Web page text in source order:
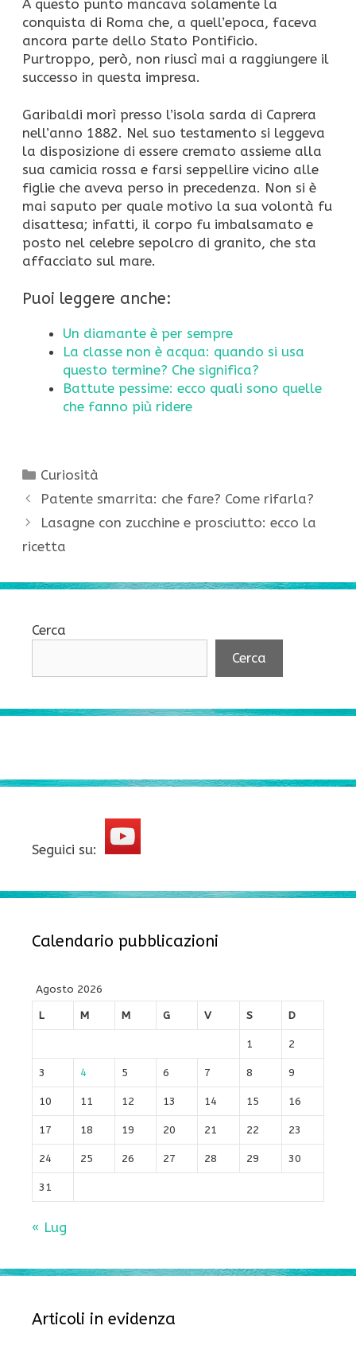
A questo punto mancava solamente la
conquista di Roma che, a quell’epoca, faceva
ancora parte dello Stato Pontificio.
Purtroppo, però, non riuscì mai a raggiungere il
successo in questa impresa.
Garibaldi morì presso l’isola sarda di Caprera
nell’anno 1882. Nel suo testamento si leggeva
la disposizione di essere cremato assieme alla
sua camicia rossa e farsi seppellire vicino alle
figlie che aveva perso in precedenza. Non si è
mai saputo per quale motivo la sua volontà fu
disattesa; infatti, il corpo fu imbalsamato e
posto nel celebre sepolcro di granito, che sta
affacciato sul mare.
Puoi leggere anche:
Un diamante è per sempre
La classe non è acqua: quando si usa
questo termine? Che significa?
Battute pessime: ecco quali sono quelle
che fanno più ridere
Categorie
Curiosità
Patente smarrita: che fare? Come rifarla?
Lasagne con zucchine e prosciutto: ecco la
ricetta
Cerca
Cerca
Seguici su:
Calendario pubblicazioni
Agosto 2026
L
M M G V S D
1 2
3 4 5 6 7 8 9
10 11 12 13 14 15 16
17 18 19 20 21 22 23
24 25 26 27 28 29 30
31
« Lug
Articoli in evidenza